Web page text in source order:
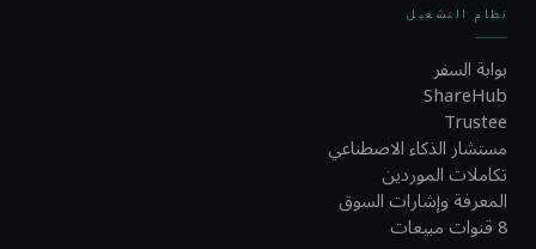
نظام التشغيل
بوابة السفر
ShareHub
Trustee
مستشار الذكاء الاصطناعي
تكاملات الموردين
المعرفة وإشارات السوق
8 قنوات مبيعات